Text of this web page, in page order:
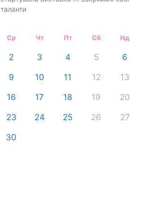
таланти
Ср Чт Пт Сб Нд
2 3 4 5 6
9 10 11 12 13
16 17 18 19 20
23 24 25 26 27
30